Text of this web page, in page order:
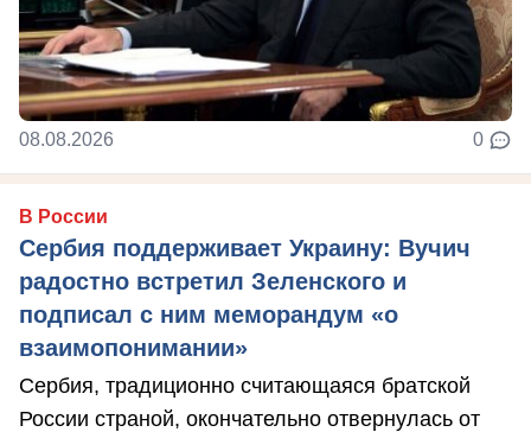
08.08.2026 0
В России
Сербия поддерживает Украину: Вучич
радостно встретил Зеленского и
подписал с ним меморандум «о
взаимопонимании»
Сербия, традиционно считающаяся братской
России страной, окончательно отвернулась от